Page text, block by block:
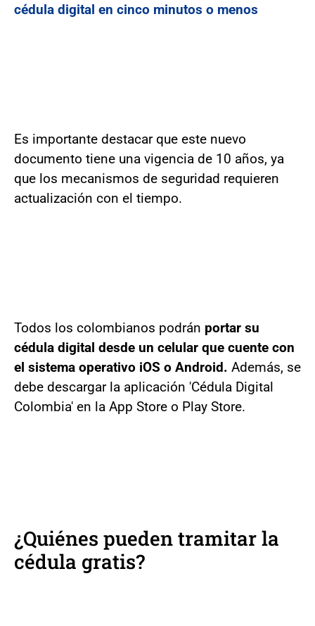
cédula digital en cinco minutos o menos
Es importante destacar que este nuevo
documento tiene una vigencia de 10 años, ya
que los mecanismos de seguridad requieren
actualización con el tiempo.
Todos los colombianos podrán portar su
cédula digital desde un celular que cuente con
el sistema operativo iOS o Android. Además, se
debe descargar la aplicación 'Cédula Digital
Colombia' en la App Store o Play Store.
¿Quiénes pueden tramitar la
cédula gratis?